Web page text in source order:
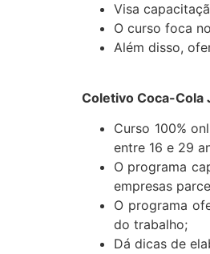
Visa
O curso foca
Além disso,
Coletivo Coca-Cola
Curso 100%
entre 16 e 29
O programa
empresas
O programa
do trabalho;
Dá dicas de